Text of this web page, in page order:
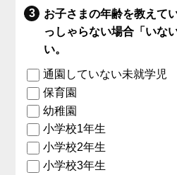
お子さまの年齢を教えて
っしゃらない場合「いな
い。
通園していない未就学児
保育園
幼稚園
小学校1年生
小学校2年生
小学校3年生